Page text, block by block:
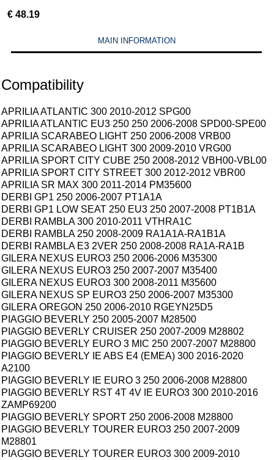
€ 48.19
MAIN INFORMATION
Compatibility
APRILIA ATLANTIC 300 2010-2012 SPG00
APRILIA ATLANTIC EU3 250 250 2006-2008 SPD00-SPE00
APRILIA SCARABEO LIGHT 250 2006-2008 VRB00
APRILIA SCARABEO LIGHT 300 2009-2010 VRG00
APRILIA SPORT CITY CUBE 250 2008-2012 VBH00-VBL00
APRILIA SPORT CITY STREET 300 2012-2012 VBR00
APRILIA SR MAX 300 2011-2014 PM35600
DERBI GP1 250 2006-2007 PT1A1A
DERBI GP1 LOW SEAT 250 EU3 250 2007-2008 PT1B1A
DERBI RAMBLA 300 2010-2011 VTHRA1C
DERBI RAMBLA 250 2008-2009 RA1A1A-RA1B1A
DERBI RAMBLA E3 2VER 250 2008-2008 RA1A-RA1B
GILERA NEXUS EURO3 250 2006-2006 M35300
GILERA NEXUS EURO3 250 2007-2007 M35400
GILERA NEXUS EURO3 300 2008-2011 M35600
GILERA NEXUS SP EURO3 250 2006-2007 M35300
GILERA OREGON 250 2006-2010 RGEYN25D5
PIAGGIO BEVERLY 250 2005-2007 M28500
PIAGGIO BEVERLY CRUISER 250 2007-2009 M28802
PIAGGIO BEVERLY EURO 3 MIC 250 2007-2007 M28800
PIAGGIO BEVERLY IE ABS E4 (EMEA) 300 2016-2020
A2100
PIAGGIO BEVERLY IE EURO 3 250 2006-2008 M28800
PIAGGIO BEVERLY RST 4T 4V IE EURO3 300 2010-2016
ZAMP69200
PIAGGIO BEVERLY SPORT 250 2006-2008 M28800
PIAGGIO BEVERLY TOURER EURO3 250 2007-2009
M28801
PIAGGIO BEVERLY TOURER EURO3 300 2009-2010